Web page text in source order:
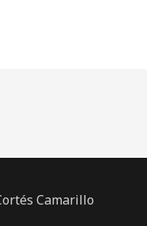
Camarillo